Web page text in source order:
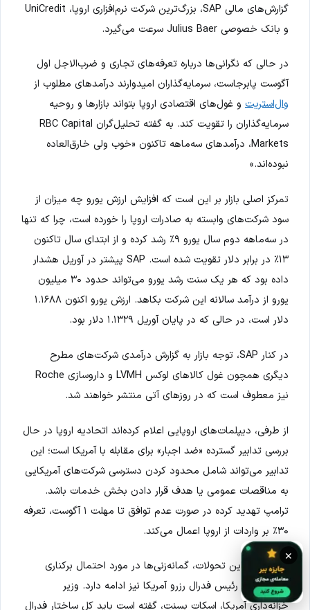
گزارش‌های مالی SAP، بزرگ‌ترین شرکت نرم‌افزاری اروپا، UniCredit
و بانک خصوصی Julius Baer سرعت می‌گیرد.
در حالی که نگرانی‌ها درباره تعرفه‌های تجاری و ضرب‌الاجل اول
آگوست پابرجاست، سرمایه‌گذاران امیدوارند درآمدهای مطلوب از
وال‌استریت و غول‌های اقتصادی اروپا بتواند بازارها و روحیه
سرمایه‌گذاران را تقویت کند. به گفته تحلیل‌گران RBC Capital
Markets، درآمدهای سه‌ماهه تاکنون «خوب ولی خارق‌العاده
نبوده‌اند.»
تمرکز اصلی بازار بر این است که افزایش ارزش یورو چه میزان از
سود شرکت‌های وابسته به صادرات اروپا را خورده است، چرا که تنها
در سه‌ماهه دوم سال یورو ۹٪ رشد کرده و از ابتدای سال تاکنون
۱۳٪ در برابر دلار تقویت شده است. SAP پیشتر در آوریل هشدار
داده بود که هر یک سنت رشد یورو می‌تواند حدود ۳۰ میلیون
یورو از درآمد سالانه این شرکت بکاهد. ارزش یورو اکنون ۱.۱۶۸۸
دلار است، در حالی که در پایان آوریل ۱.۱۳۲۹ دلار بود.
در کنار SAP، توجه بازار به گزارش درآمدی شرکت‌های مطرح
دیگری همچون غول کالاهای لوکس LVMH و داروسازی Roche
نیز معطوف است که در روزهای آتی منتشر خواهند شد.
از طرفی، دیپلمات‌های اروپایی اعلام کرده‌اند اتحادیه اروپا در حال
بررسی تدابیر گسترده «ضد اجبار» برای مقابله با آمریکا است؛ این
تدابیر می‌تواند شامل محدود کردن دسترسی شرکت‌های آمریکایی
به مناقصات عمومی یا هدف قرار دادن بخش خدمات باشد.
ترامپ تهدید کرده در صورت عدم توافق تا مهلت ۱ آگوست، تعرفه
۳۰٪ بر واردات از اروپا اعمال می‌کند.
همزمان با این تحولات، گمانه‌زنی‌ها در مورد احتمال برکناری
جروم پاول، رئیس فدرال رزرو آمریکا نیز ادامه دارد. وزیر
خزانه‌داری آمریکا، اسکات بسنت، گفته است باید کل ساختار فدرال
×